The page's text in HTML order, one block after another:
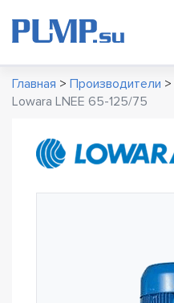
Главная > Производители >
Lowara LNEE 65-125/75